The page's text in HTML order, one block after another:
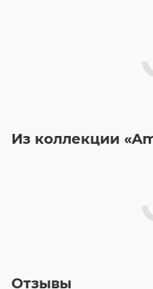
Из коллекции
Отзывы